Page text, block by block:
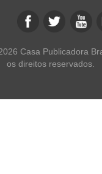
Casa Publicadora
os direitos reservados.